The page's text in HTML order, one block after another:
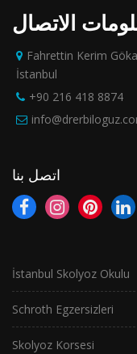
الاتصال
Fahrettin Kerim
İstanbul
+90 216 418 8874
اتصل بنا
İstanbul Skolyoz Okulu
Schroth Egzersizleri
Skolyoz Korsesi